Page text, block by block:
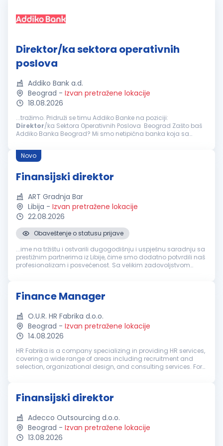
Direktor/ka sektora operativnih
poslova
Addiko Bank a.d.
Beograd - Izvan pretražene lokacije
18.08.2026
...tražimo. Pridruži se timu Addiko Banke na poziciji:
Direktor/ka Sektora Operativnih Poslova Beograd Zašto baš
Addiko Banka Beograd? Mi smo netipična banka koja sa
posluje na inovativan...
Novo
Finansijski direktor
ART Gradnja Bar
Libija - Izvan pretražene lokacije
22.08.2026
Obaveštenje o statusu prijave
...ime na tržištu i ostvarili dugogodišnju i uspješnu saradnju sa
prestižnim partnerima iz Libije, čime smo dodatno potvrdili naš
profesionalizam i posvećenost. Sa velikim zadovoljstvom
Finance Manager
O.U.R. HR Fabrika d.o.o.
Beograd - Izvan pretražene lokacije
14.08.2026
HR Fabrika is a company specializing in providing HR services,
covering a wide range of areas including recruitment and
selection, organizational design, and consulting services. For
Finansijski direktor
Adecco Outsourcing d.o.o.
Beograd - Izvan pretražene lokacije
13.08.2026